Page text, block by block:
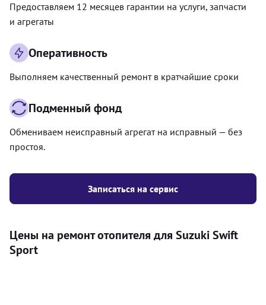
Записаться на сервис
Предоставляем 12 месяцев гарантии на услуги, запчасти
и агрегаты
Оперативность
Выполняем качественный ремонт в кратчайшие сроки
Подменный фонд
Обмениваем неисправный агрегат на исправный — без
простоя.
Цены на ремонт отопителя для Suzuki Swift
Sport